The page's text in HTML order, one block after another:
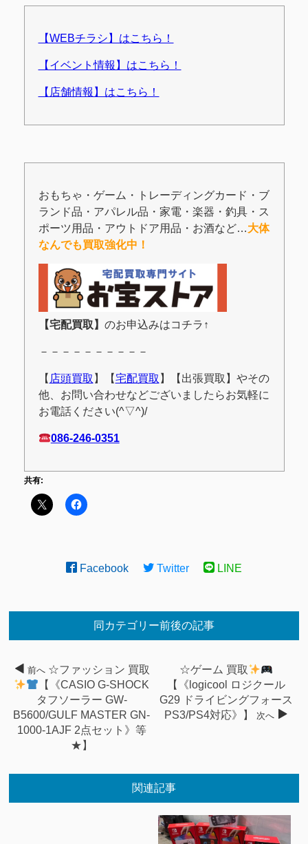
【WEBチラシ】はこちら！
【イベント情報】はこちら！
【店舗情報】はこちら！
おもちゃ・ゲーム・トレーディングカード・ブ
ランド品・アパレル品・家電・楽器・釣具・ス
ポーツ用品・アウトドア用品・お酒など…大体
なんでも買取強化中！
【宅配買取】 のお申込みはコチラ↑
－－－－－－－－－－
【 店頭買取 】【宅配買取 】【出張買取】やその
他、お問い合わせなどございましたらお気軽に
お電話ください(^▽^)/
086-246-0351
共有:
Facebook Twitter LINE
同カテゴリー前後の記事
前へ ☆ファッション 買取
【《CASIO G-SHOCK
タフソーラー GW-
B5600/GULF MASTER GN-
1000-1AJF 2点セット》等
★】
☆ゲーム 買取
【《logicool ロジクール
G29 ドライビングフォース
PS3/PS4対応》】
次へ
関連記事